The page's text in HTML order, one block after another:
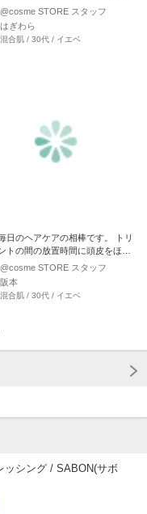
の紹介です♪ …
@cosme STORE スタッフ
はぎわら
混合肌 / 30代 / イエベ
のヘアケアの相棒です。 トリ
トの間の放置時間に頭皮をほぐ
たり、ボディ…
@cosme STORE スタッフ
阪本
混合肌 / 30代 / イエベ
ッシング / SABON(サボ